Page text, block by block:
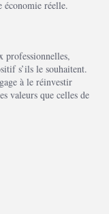
économie réelle.
professionnelles,
s’ils le souhaitent.
à le réinvestir
valeurs que celles de